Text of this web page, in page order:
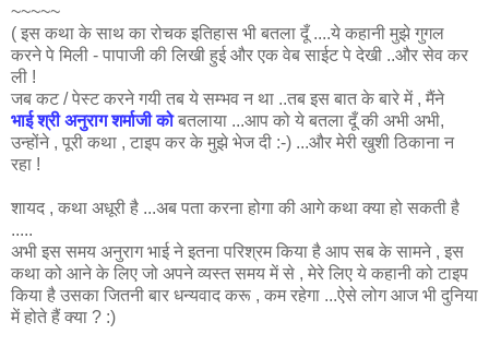
~~~~~
( इस कथा के साथ का रोचक इतिहास भी बतला दूँ ....ये कहानी मुझे गुगल
करने पे मिली - पापाजी की लिखी हुई और एक वेब साईट पे देखी ..और सेव कर
ली !
जब कट / पेस्ट करने गयी तब ये सम्भव न था ..तब इस बात के बारे में , मैंने
भाई श्री अनुराग शर्माजी कोबतलाया ...आप को ये बतला दूँ की अभी अभी,
उन्होंने , पूरी कथा , टाइप कर के मुझे भेज दी :-) ...और मेरी खुशी ठिकाना न
रहा !
शायद , कथा अधूरी है ...अब पता करना होगा की आगे कथा क्या हो सकती है
.....
अभी इस समय अनुराग भाई ने इतना परिश्रम किया है आप सब के सामने , इस
कथा को आने के लिए जो अपने व्यस्त समय में से , मेरे लिए ये कहानी को टाइप
किया है उसका जितनी बार धन्यवाद करू , कम रहेगा ...ऐसे लोग आज भी दुनिया
में होते हैं क्या ? :)